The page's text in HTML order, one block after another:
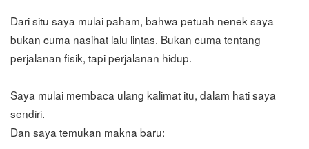
Dari situ saya mulai paham, bahwa petuah nenek saya
bukan cuma nasihat lalu lintas. Bukan cuma tentang
perjalanan fisik, tapi perjalanan hidup.
Saya mulai membaca ulang kalimat itu, dalam hati saya
sendiri.
Dan saya temukan makna baru: